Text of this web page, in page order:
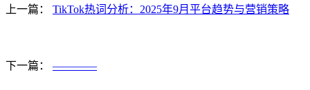
上一篇： TikTok热词分析：2025年9月平台趋势与营销策略
下一篇： ————